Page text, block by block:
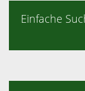
Einfache